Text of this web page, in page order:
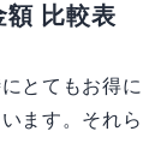
額 比較表
とてもお得に
ます。それら